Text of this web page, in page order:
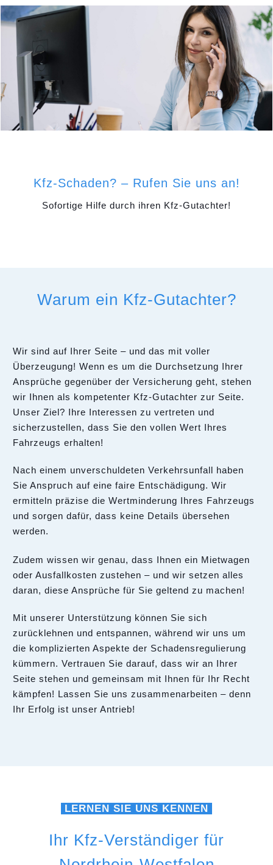
Kfz-Schaden? – Rufen Sie uns an!
Sofortige Hilfe durch ihren Kfz-Gutachter!
Warum ein Kfz-Gutachter?
Wir sind auf Ihrer Seite – und das mit voller
Überzeugung! Wenn es um die Durchsetzung Ihrer
Ansprüche gegenüber der Versicherung geht, stehen
wir Ihnen als kompetenter Kfz-Gutachter zur Seite.
Unser Ziel? Ihre Interessen zu vertreten und
sicherzustellen, dass Sie den vollen Wert Ihres
Fahrzeugs erhalten!
Nach einem unverschuldeten Verkehrsunfall haben
Sie Anspruch auf eine faire Entschädigung. Wir
ermitteln präzise die Wertminderung Ihres Fahrzeugs
und sorgen dafür, dass keine Details übersehen
werden.
Zudem wissen wir genau, dass Ihnen ein Mietwagen
oder Ausfallkosten zustehen – und wir setzen alles
daran, diese Ansprüche für Sie geltend zu machen!
Mit unserer Unterstützung können Sie sich
zurücklehnen und entspannen, während wir uns um
die komplizierten Aspekte der Schadensregulierung
kümmern. Vertrauen Sie darauf, dass wir an Ihrer
Seite stehen und gemeinsam mit Ihnen für Ihr Recht
kämpfen! Lassen Sie uns zusammenarbeiten – denn
Ihr Erfolg ist unser Antrieb!
LERNEN SIE UNS KENNEN
Ihr Kfz-Verständiger für